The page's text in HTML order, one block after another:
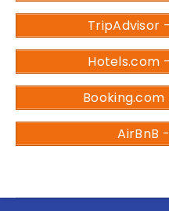
TripAdvisor
Hotels.com
Booking.com
AirBnB